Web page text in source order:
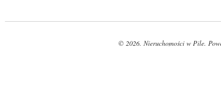
© 2026. Nieruchomości w Pile.